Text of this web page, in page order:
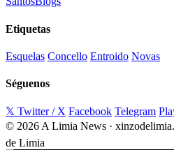
Etiquetas
Esquelas Concello Entroido Novas
Séguenos
𝕏 Twitter / X Facebook Telegram
© 2026 A Limia News ·
de Limia